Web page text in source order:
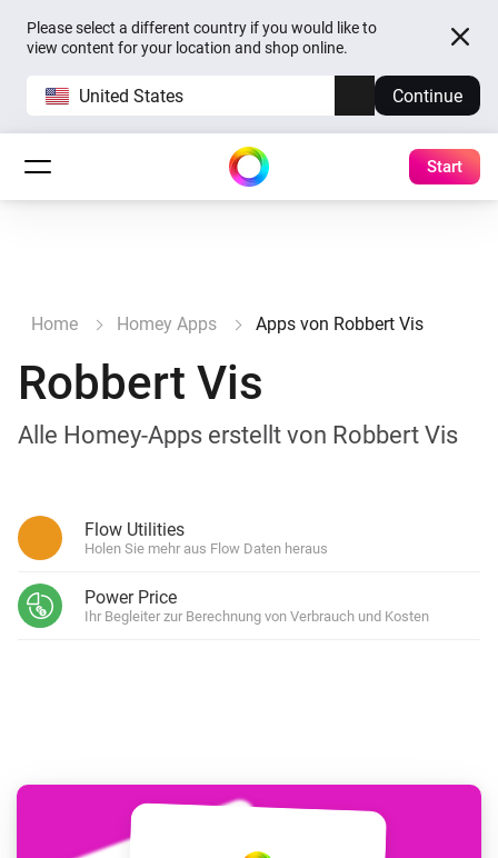
Please select a different country if you would like to
view content for your location and shop online.
United States Continue
Start
Home Homey Apps Apps von Robbert Vis
Robbert Vis
Alle Homey-Apps erstellt von Robbert Vis
Flow Utilities
Holen Sie mehr aus Flow Daten heraus
Power Price
Ihr Begleiter zur Berechnung von Verbrauch und Kosten